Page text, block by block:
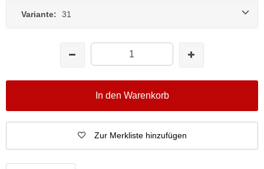
Variante: 31
In den Warenkorb
Zur Merkliste hinzufügen